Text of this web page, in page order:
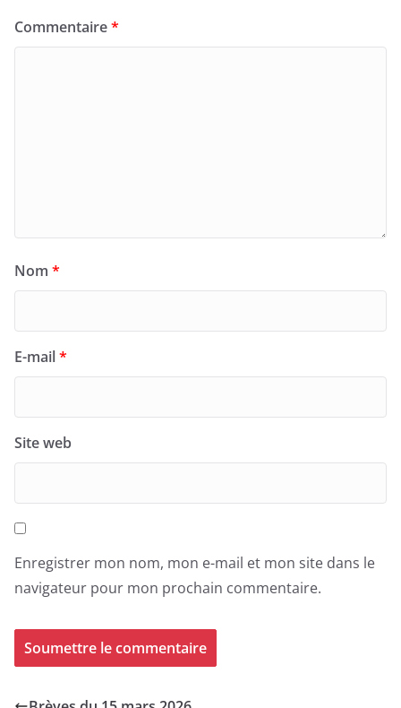
Commentaire*
Nom *
E-mail*
Site web
Enregistrer mon nom, mon e-mail et mon site dans le
navigateur pour mon prochain commentaire.